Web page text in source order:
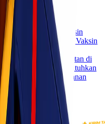
Indonesia
Distribusi vaksin
kesehatan nasional. Vaksin
agar kualitas dan
ke fasilitas kesehatan di
vaksin membutuhkan
suhu penyimpanan
[&hellip;]